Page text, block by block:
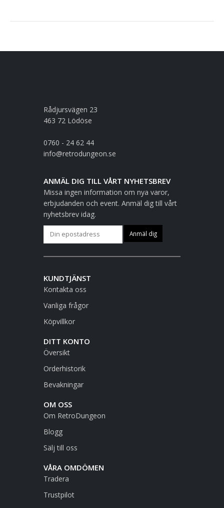
Rådjursvägen 23
463 72 Lödöse
0760 - 24 62 44
info@retrodungeon.se
ANMÄL DIG TILL VÅRT NYHETSBREV
Missa ingen information om nya varor,
erbjudanden och event. Anmäl dig till vårt
nyhetsbrev idag.
KUNDTJÄNST
Kontakta oss
Vanliga frågor
Köpvillkor
DITT KONTO
Översikt
Orderhistorik
Bevakningar
OM OSS
Om RetroDungeon
Blogg
Sälj till oss
VÅRA OMDÖMEN
Tradera
Trustpilot